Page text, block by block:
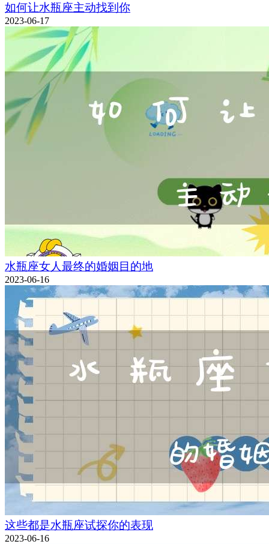
如何让水瓶座主动找到你
2023-06-17
水瓶座女人最终的婚姻目的地
2023-06-16
这些都是水瓶座试探你的表现
2023-06-16